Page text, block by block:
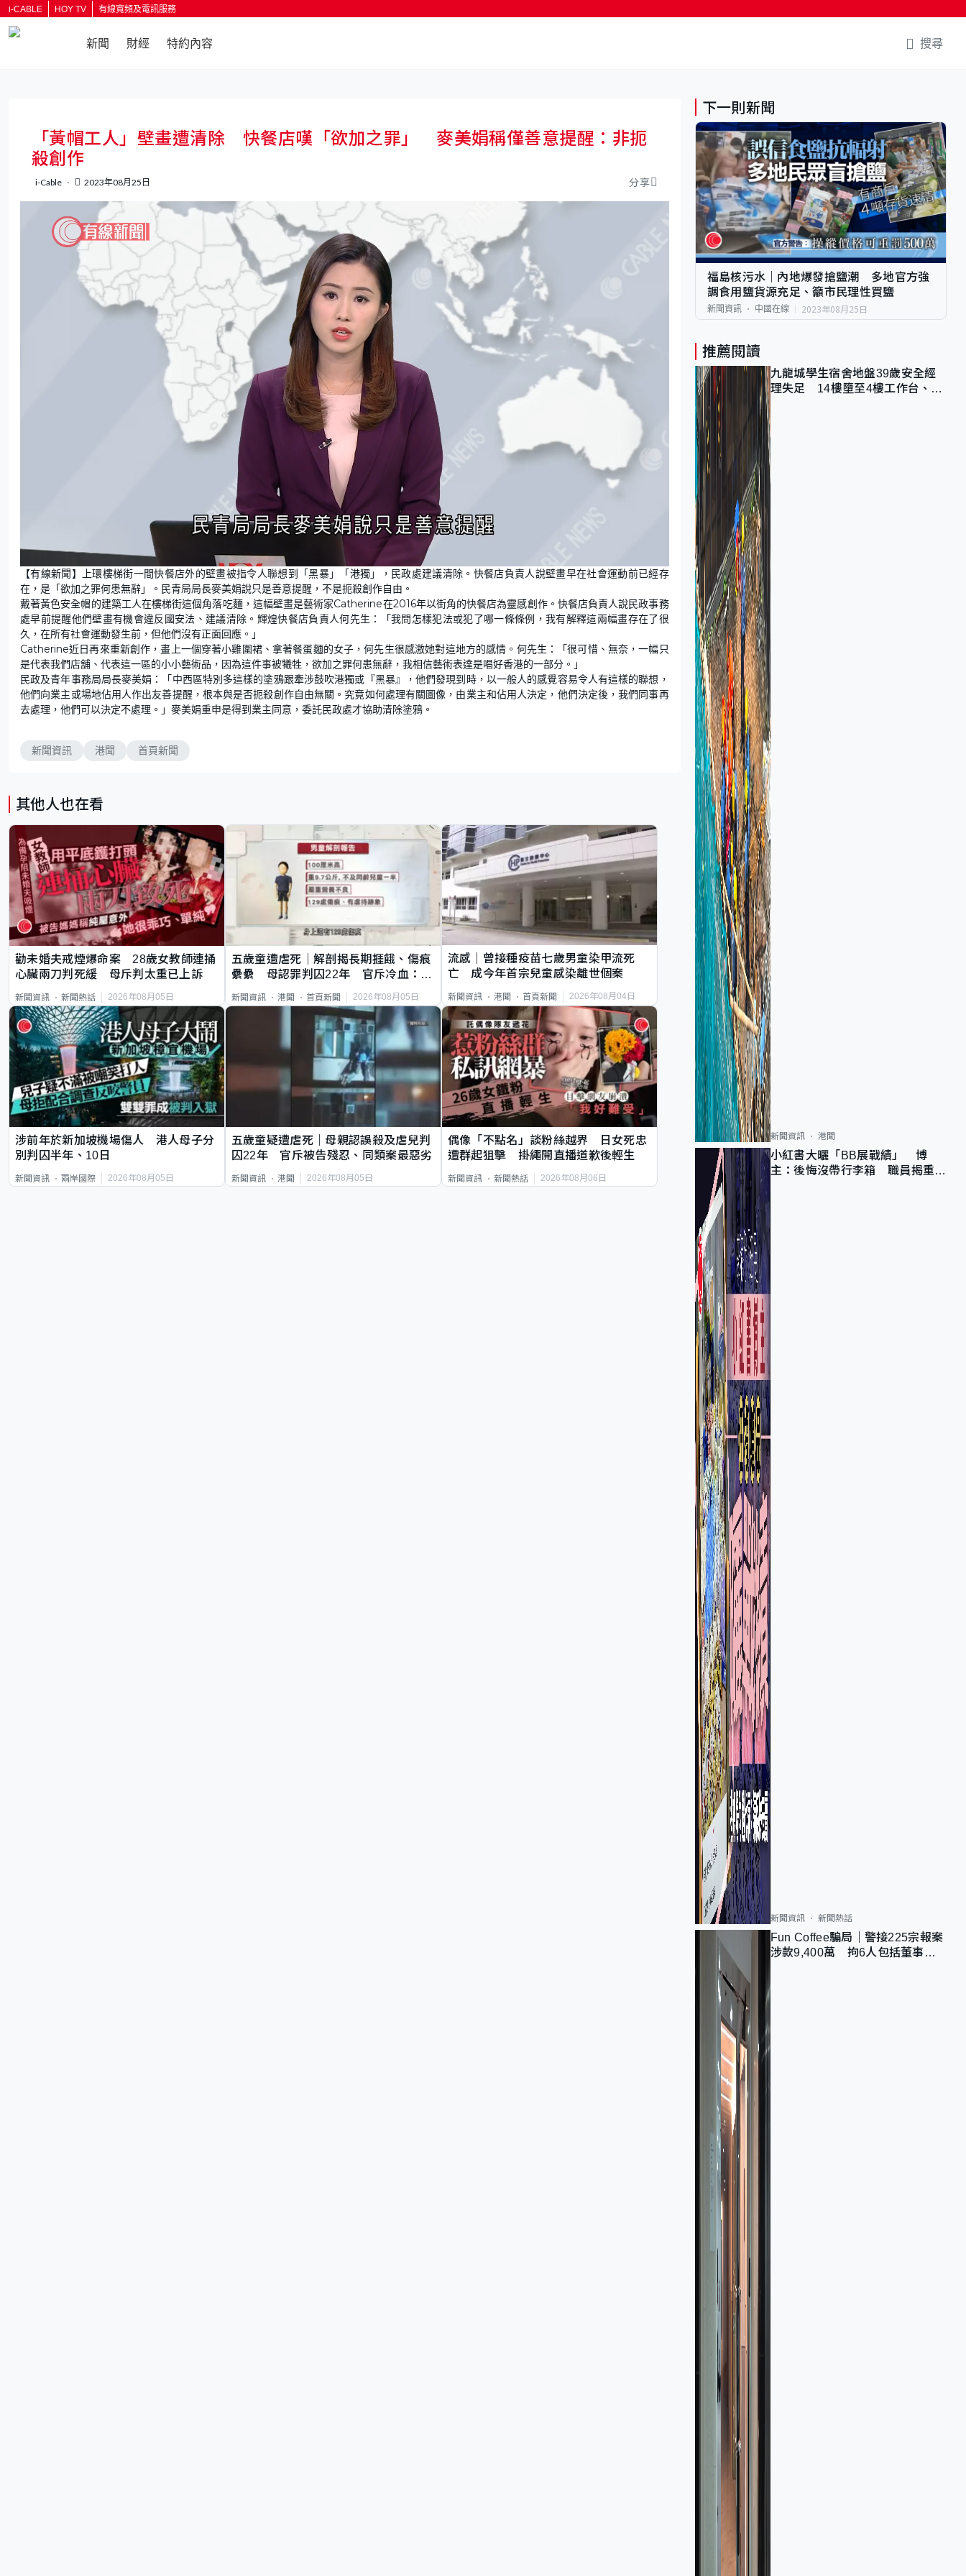
i-CABLE HOY TV 有線寬頻及電訊服務
新聞 財經 特約內容 搜尋
「黃帽工人」壁畫遭清除 快餐店嘆「欲加之罪」 麥美娟稱僅善意提醒：非扼
殺創作
i-Cable 2023年08月25日 分享
n
m
u
t
e
L
a
e
d
1
9
.
6
1
%
【有線新聞】上環樓梯街一間快餐店外的壁畫被指令人聯想到「黑暴」「港獨」，民政處建議清除。快餐店負責人說壁畫早在社會運動前已經存
在，是「欲加之罪何患無辭」。民青局局長麥美娟說只是善意提醒，不是扼殺創作自由。
戴著黃色安全帽的建築工人在樓梯街這個角落吃麵，這幅壁畫是藝術家Catherine在2016年以街角的快餐店為靈感創作。快餐店負責人說民政事務
處早前提醒他們壁畫有機會違反國安法、建議清除。輝煌快餐店負責人何先生：「我問怎樣犯法或犯了哪一條條例，我有解釋這兩幅畫存在了很
久，在所有社會運動發生前，但他們沒有正面回應。」
Catherine近日再來重新創作，畫上一個穿著小雞圍裙、拿著餐蛋麵的女子，何先生很感激她對這地方的感情。何先生：「很可惜、無奈，一幅只
是代表我們店舖、代表這一區的小小藝術品，因為這件事被犧牲，欲加之罪何患無辭，我相信藝術表達是唱好香港的一部分。」
民政及青年事務局局長麥美娟：「中西區特別多這樣的塗鴉跟牽涉鼓吹港獨或『黑暴』，他們發現到時，以一般人的感覺容易令人有這樣的聯想，
他們向業主或場地佔用人作出友善提醒，根本與是否扼殺創作自由無關。究竟如何處理有關圖像，由業主和佔用人決定，他們決定後，我們同事再
去處理，他們可以決定不處理。」麥美娟重申是得到業主同意，委託民政處才協助清除塗鴉。
新聞資訊 港聞 首頁新聞
其他人也在看
勸未婚夫戒煙爆命案 28歲女教師連捅
心臟兩刀判死緩 母斥判太重已上訴
新聞資訊 新聞熱話 2026年08月05日
五歲童遭虐死｜解剖揭長期捱餓、傷痕
纍纍 母認罪判囚22年 官斥冷血：同
新聞資訊 港聞 首頁新聞 2026年08月05日
流感｜曾接種疫苗七歲男童染甲流死
亡 成今年首宗兒童感染離世個案
新聞資訊 港聞 首頁新聞 2026年08月04日
涉前年於新加坡機場傷人 港人母子分
別判囚半年、10日
新聞資訊 兩岸國際 2026年08月05日
五歲童疑遭虐死｜母親認誤殺及虐兒判
囚22年 官斥被告殘忍、同類案最惡劣
新聞資訊 港聞 2026年08月05日
偶像「不點名」談粉絲越界 日女死忠
遭群起狙擊 掛繩開直播道歉後輕生
新聞資訊 新聞熱話 2026年08月06日
下一則新聞
福島核污水｜內地爆發搶鹽潮 多地官方強
調食用鹽貨源充足、籲市民理性買鹽
新聞資訊 中國在線 2023年08月25日
推薦閱讀
九龍城學生宿舍地盤39歲安全經
理失足 14樓墮至4樓工作台、送
新聞資訊 港聞
小紅書大曬「BB展戰績」 博
主：後悔沒帶行李箱 職員揭重複
新聞資訊 新聞熱話
Fun Coffee騙局｜警接225宗報案
涉款9,400萬 拘6人包括董事股